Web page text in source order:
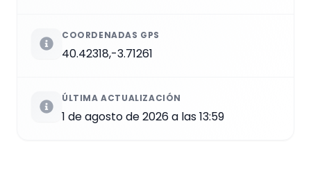
COORDENADAS GPS
40.42318,-3.71261
ÚLTIMA ACTUALIZACIÓN
1 de agosto de 2026 a las 13:59